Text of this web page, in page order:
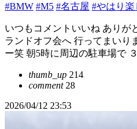
#BMW #M5 #名古屋 #やはり楽
いつもコメントいいね ありが
ランドオフ会へ 行ってまい
ー笑 朝5時に周辺の駐車場で
thumb_up 214
comment28
2026/04/12 23:53